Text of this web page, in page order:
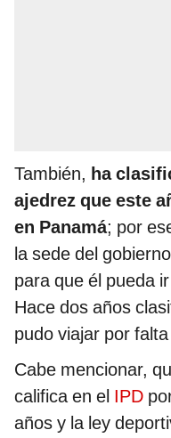
También, ha
ajedrez que este
en Panamá; por
la sede del
para que él pueda
Hace dos años
pudo viajar por
Cabe mencionar,
califica en el IPD
años y la ley